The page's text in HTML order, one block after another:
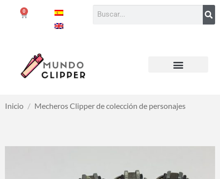
0
Inicio / Mecheros Clipper de colección de personajes